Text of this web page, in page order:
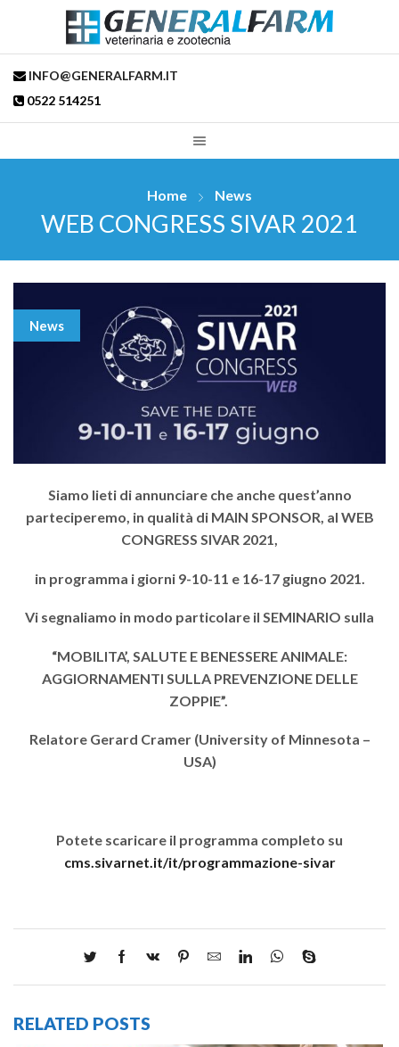
INFO@GENERALFARM.IT
0522 514251
Home News
WEB CONGRESS SIVAR 2021
News
Siamo lieti di annunciare che anche quest’anno
parteciperemo, in qualità di MAIN SPONSOR, al WEB
CONGRESS SIVAR 2021,
in programma i giorni 9-10-11 e 16-17 giugno 2021.
Vi segnaliamo in modo particolare il SEMINARIO sulla
“MOBILITA’, SALUTE E BENESSERE ANIMALE:
AGGIORNAMENTI SULLA PREVENZIONE DELLE
ZOPPIE”.
Relatore Gerard Cramer (University of Minnesota –
USA)
Potete scaricare il programma completo su
cms.sivarnet.it/it/programmazione-sivar
RELATED POSTS